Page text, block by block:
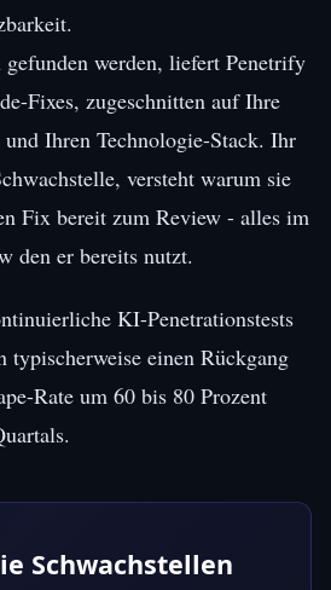
werden, liefert Penetrify
Fixes, zugeschnitten auf Ihre
und Ihren Technologie-Stack. Ihr
versteht warum sie
Fix bereit zum Review - alles im
den er bereits nutzt.
KI-Penetrationstests
typischerweise einen Rückgang
Rate um 60 bis 80 Prozent
Schwachstellen